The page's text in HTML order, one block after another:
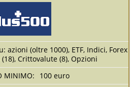
azioni (oltre 1000), ETF, Indici, Forex
Crittovalute (8), Opzioni
100 euro